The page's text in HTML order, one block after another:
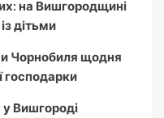
на Вишгородщині
дітьми
Чорнобиля щодня
господарки
Вишгороді